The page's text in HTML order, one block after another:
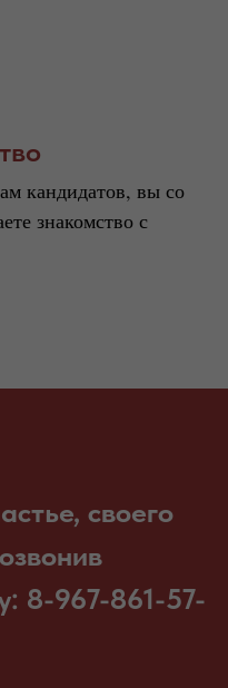
кандидатов, вы со
знакомство с
своего
8-967-861-57-